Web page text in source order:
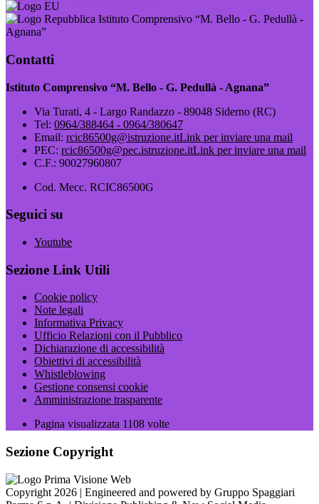
Istituto Comprensivo “M. Bello - G. Pedullà -
Agnana”
Contatti
Istituto Comprensivo “M. Bello - G. Pedullà - Agnana”
Via Turati, 4 - Largo Randazzo - 89048 Siderno (RC)
Tel: 0964/388464 - 0964/380647
Email: rcic86500g@istruzione.itLink per inviare una mail
PEC: rcic86500g@pec.istruzione.itLink per inviare una mail
C.F.: 90027960807
Cod. Mecc. RCIC86500G
Seguici su
Youtube
Sezione Link Utili
Cookie policy
Note legali
Informativa Privacy
Ufficio Relazioni con il Pubblico
Dichiarazione di accessibilità
Obiettivi di accessibilità
Whistleblowing
Gestione consensi cookie
Amministrazione trasparente
Pagina visualizzata 1108 volte
Sezione Copyright
Copyright 2026 | Engineered and powered by Gruppo Spaggiari